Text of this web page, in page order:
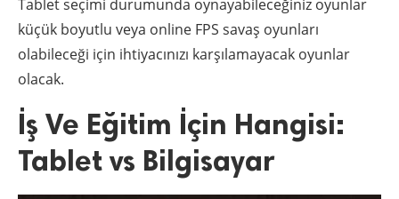
Tablet seçimi durumunda oynayabileceğiniz oyunlar
küçük boyutlu veya online FPS savaş oyunları
olabileceği için ihtiyacınızı karşılamayacak oyunlar
olacak.
İş Ve Eğitim İçin Hangisi:
Tablet vs Bilgisayar